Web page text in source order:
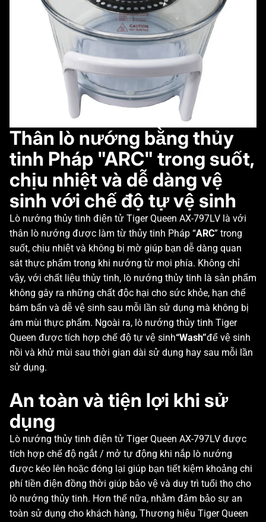
Thân lò nướng bằng thủy
tinh Pháp "ARC" trong suốt,
chịu nhiệt và dễ dàng vệ
sinh với chế độ tự vệ sinh
Lò nướng thủy tinh điện tử Tiger Queen AX-797LV là với
thân lò nướng được làm từ thủy tinh Pháp “ARC” trong
suốt, chịu nhiệt và không bị mờ giúp bạn dễ dàng quan
sát thực phẩm trong khi nướng từ mọi phía. Không chỉ
vậy, với chất liệu thủy tinh, lò nướng thủy tinh là sản phẩm
không gây ra những chất độc hại cho sức khỏe, hạn chế
bám bẩn và dễ vệ sinh sau mỗi lần sử dụng mà không bị
ám mùi thực phẩm. Ngoài ra, lò nướng thủy tinh Tiger
Queen được tích hợp chế độ tự vệ sinh“Wash”để vệ sinh
nồi và khử mùi sau thời gian dài sử dụng hay sau mỗi lần
sử dụng.
An toàn và tiện lợi khi sử
dụng
Lò nướng thủy tinh điện tử Tiger Queen AX-797LV được
tích hợp chế độ ngắt / mở tự động khi nắp lò nướng
được kéo lên hoặc đóng lại giúp bạn tiết kiệm khoảng chi
phí tiền điện đồng thời giúp bảo vệ và duy trì tuổi thọ cho
lò nướng thủy tinh. Hơn thế nữa, nhằm đảm bảo sự an
toàn sử dụng cho khách hàng, Thương hiệu Tiger Queen